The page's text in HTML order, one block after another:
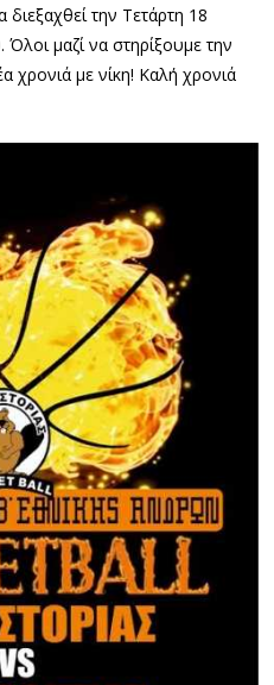
την Τετάρτη 18
μαζί να στηρίξουμε την
χρονιά με νίκη! Καλή χρονιά